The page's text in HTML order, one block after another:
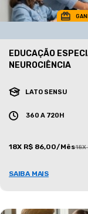
EDUCAÇÃO
NEUROCIÊNCIA
LATO SENSU
360 A 720H
18X R$ 86,00/Mês18X
SAIBA MAIS